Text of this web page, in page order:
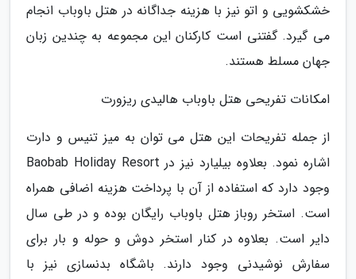
خشکشویی و اتو نیز با هزینه جداگانه در هتل باوباب انجام
می گیرد. گفتنی است کارکنان این مجموعه به چندین زبان
جهان مسلط هستند.
امکانات تفریحی هتل باوباب هالیدی ریزورت
از جمله تفریحات این هتل می توان به میز تنیس و دارت
اشاره نمود. بعلاوه بیلیارد نیز در Baobab Holiday Resort
وجود دارد که استفاده از آن با پرداخت هزینه اضافی همراه
است. استخر روباز هتل باوباب رایگان بوده و در طی سال
دایر است. بعلاوه در کنار استخر دوش و حوله و بار برای
سفارش نوشیدنی وجود دارند. باشگاه بدنسازی نیز با